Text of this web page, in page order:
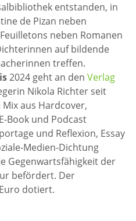
entstanden, in
de Pizan neben
neben Romanen
auf bildende
treffen.
2024 geht an den Verlag
Nikola Richter seit
aus Hardcover,
Book und Podcast
und Reflexion, Essay
Medien-Dichtung
Gegenwartsfähigkeit der
befördert. Der
dotiert.